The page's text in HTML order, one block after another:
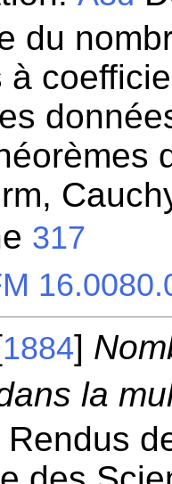
du
à
317
1884]
la
Rendus